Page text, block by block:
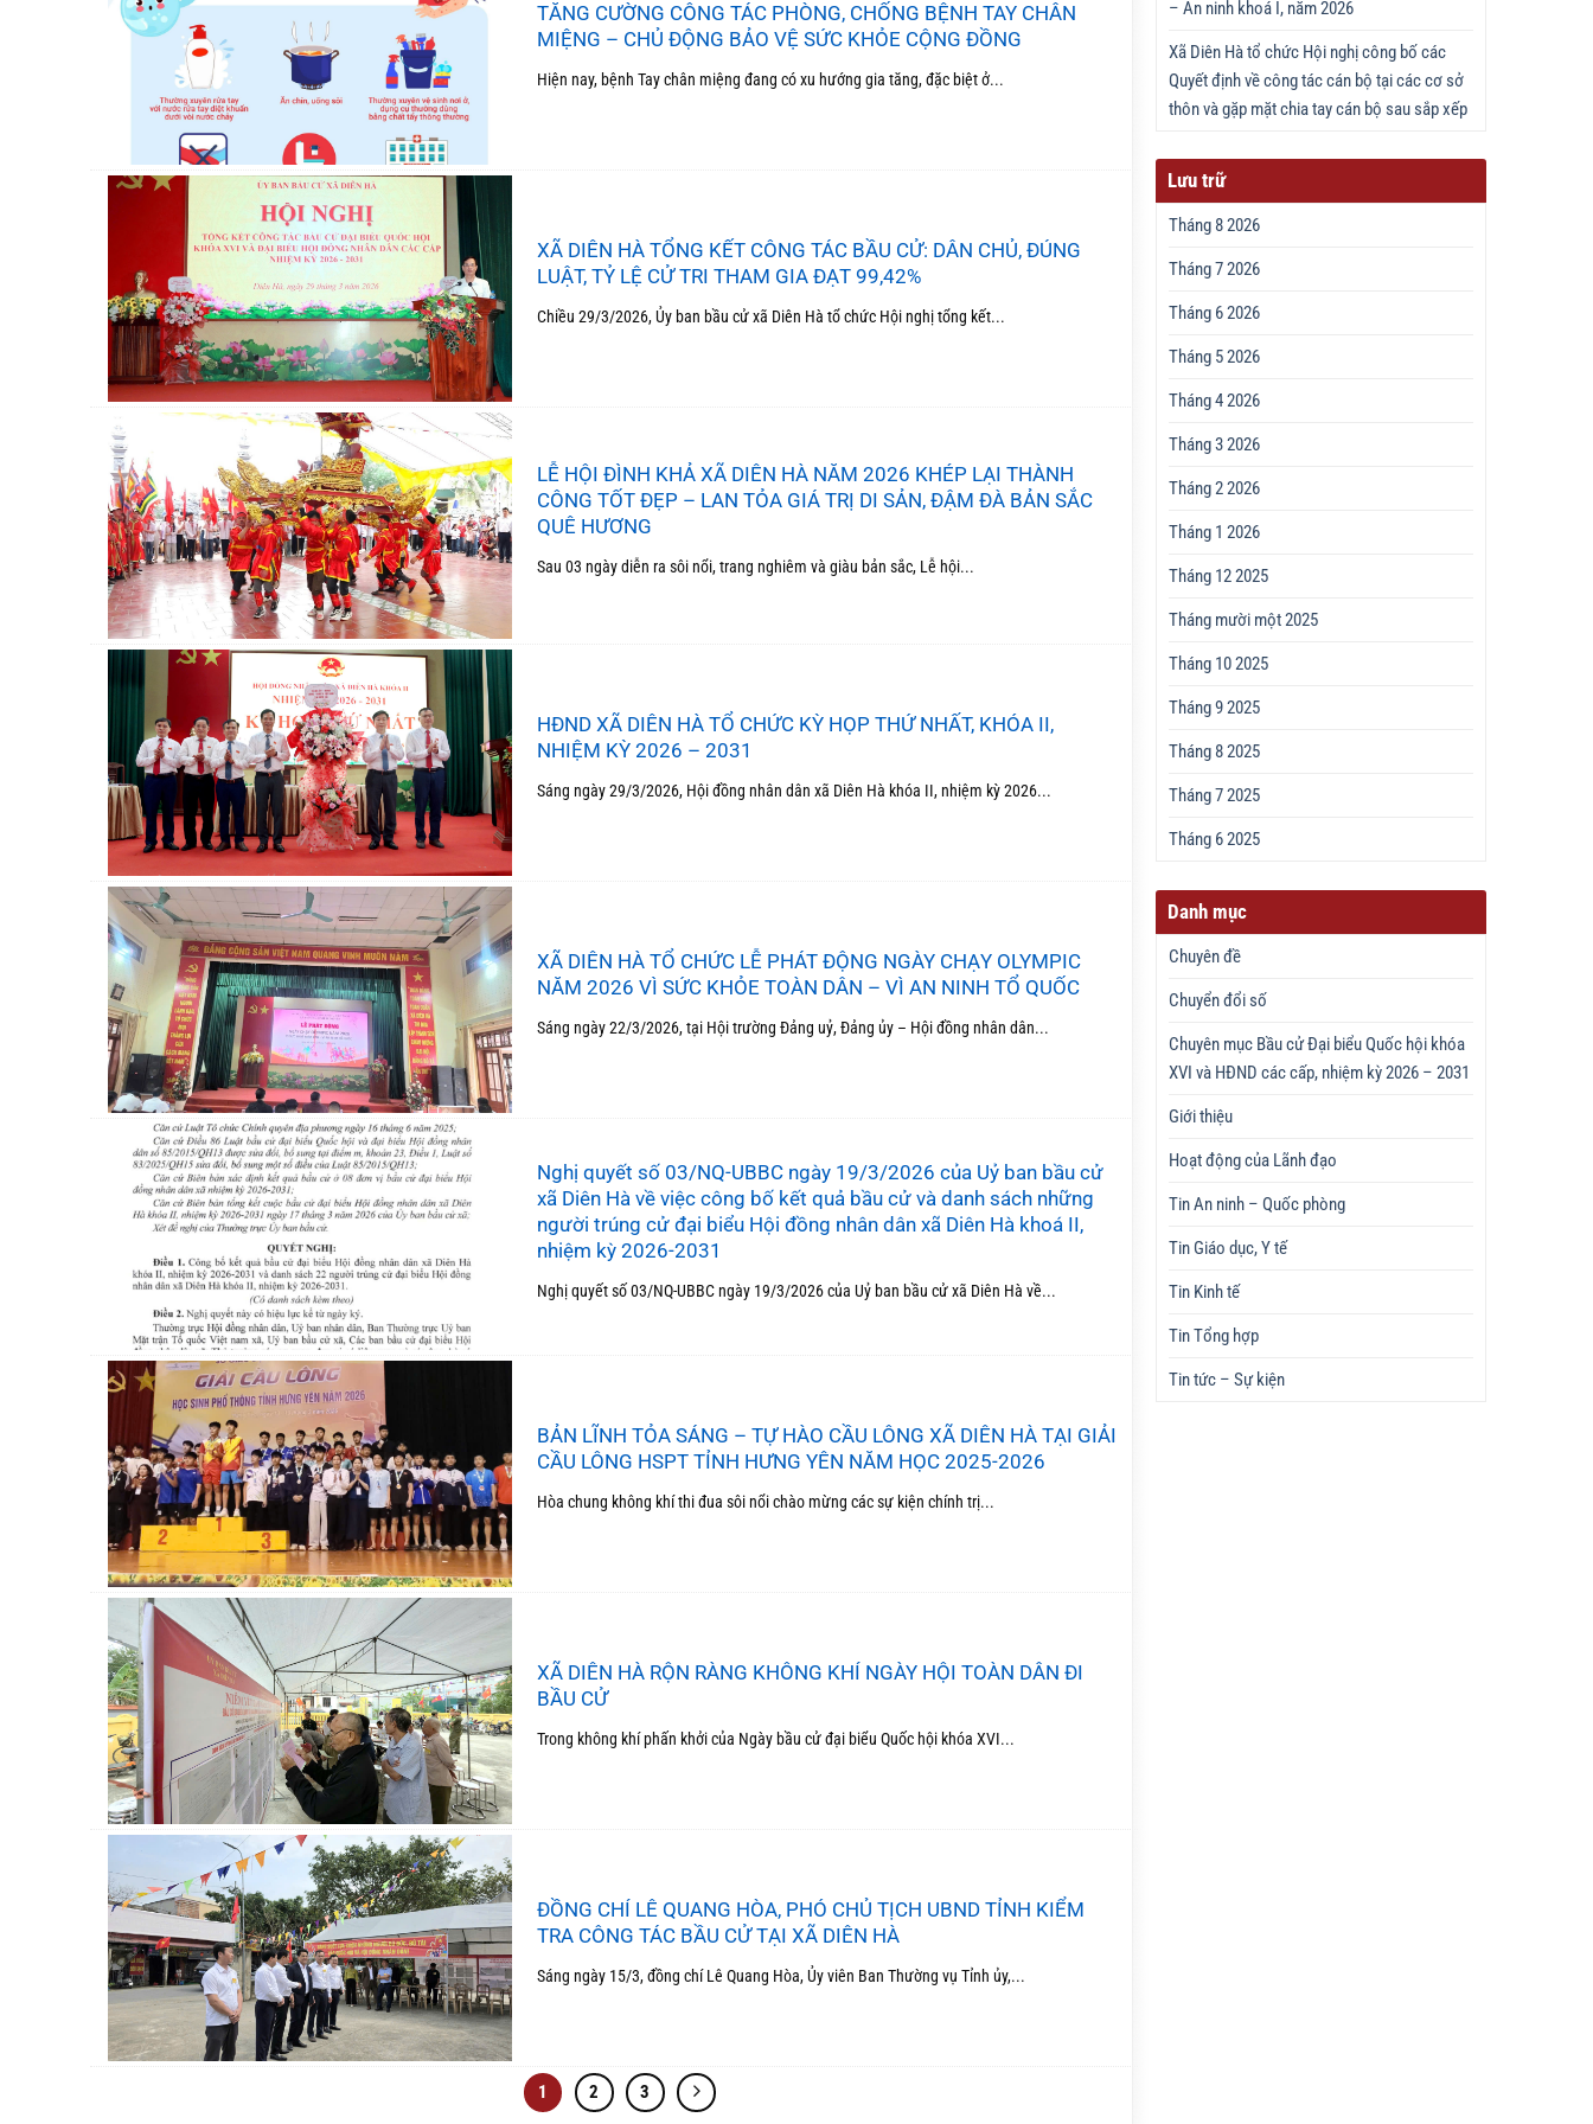
TĂNG CƯỜNG CÔNG TÁC PHÒNG, CHỐNG BỆNH TAY CHÂN
MIỆNG – CHỦ ĐỘNG BẢO VỆ SỨC KHỎE CỘNG ĐỒNG
Hiện nay, bệnh Tay chân miệng đang có xu hướng gia tăng, đặc biệt ở...
XÃ DIÊN HÀ TỔNG KẾT CÔNG TÁC BẦU CỬ: DÂN CHỦ, ĐÚNG
LUẬT, TỶ LỆ CỬ TRI THAM GIA ĐẠT 99,42%
Chiều 29/3/2026, Ủy ban bầu cử xã Diên Hà tổ chức Hội nghị tổng kết...
LỄ HỘI ĐÌNH KHẢ XÃ DIÊN HÀ NĂM 2026 KHÉP LẠI THÀNH
CÔNG TỐT ĐẸP – LAN TỎA GIÁ TRỊ DI SẢN, ĐẬM ĐÀ BẢN SẮC
QUÊ HƯƠNG
Sau 03 ngày diễn ra sôi nổi, trang nghiêm và giàu bản sắc, Lễ hội...
HĐND XÃ DIÊN HÀ TỔ CHỨC KỲ HỌP THỨ NHẤT, KHÓA II,
NHIỆM KỲ 2026 – 2031
Sáng ngày 29/3/2026, Hội đồng nhân dân xã Diên Hà khóa II, nhiệm kỳ 2026...
XÃ DIÊN HÀ TỔ CHỨC LỄ PHÁT ĐỘNG NGÀY CHẠY OLYMPIC
NĂM 2026 VÌ SỨC KHỎE TOÀN DÂN – VÌ AN NINH TỔ QUỐC
Sáng ngày 22/3/2026, tại Hội trường Đảng uỷ, Đảng ủy – Hội đồng nhân dân...
Nghị quyết số 03/NQ-UBBC ngày 19/3/2026 của Uỷ ban bầu cử
xã Diên Hà về việc công bố kết quả bầu cử và danh sách những
người trúng cử đại biểu Hội đồng nhân dân xã Diên Hà khoá II,
nhiệm kỳ 2026-2031
Nghị quyết số 03/NQ-UBBC ngày 19/3/2026 của Uỷ ban bầu cử xã Diên Hà về...
BẢN LĨNH TỎA SÁNG – TỰ HÀO CẦU LÔNG XÃ DIÊN HÀ TẠI GIẢI
CẦU LÔNG HSPT TỈNH HƯNG YÊN NĂM HỌC 2025-2026
Hòa chung không khí thi đua sôi nổi chào mừng các sự kiện chính trị...
XÃ DIÊN HÀ RỘN RÀNG KHÔNG KHÍ NGÀY HỘI TOÀN DÂN ĐI
BẦU CỬ
Trong không khí phấn khởi của Ngày bầu cử đại biểu Quốc hội khóa XVI...
ĐỒNG CHÍ LÊ QUANG HÒA, PHÓ CHỦ TỊCH UBND TỈNH KIỂM
TRA CÔNG TÁC BẦU CỬ TẠI XÃ DIÊN HÀ
Sáng ngày 15/3, đồng chí Lê Quang Hòa, Ủy viên Ban Thường vụ Tỉnh ủy,...
1 2 3
– An ninh khoá I, năm 2026
Xã Diên Hà tổ chức Hội nghị công bố các
Quyết định về công tác cán bộ tại các cơ sở
thôn và gặp mặt chia tay cán bộ sau sắp xếp
Lưu trữ
Tháng 8 2026
Tháng 7 2026
Tháng 6 2026
Tháng 5 2026
Tháng 4 2026
Tháng 3 2026
Tháng 2 2026
Tháng 1 2026
Tháng 12 2025
Tháng mười một 2025
Tháng 10 2025
Tháng 9 2025
Tháng 8 2025
Tháng 7 2025
Tháng 6 2025
Danh mục
Chuyên đề
Chuyển đổi số
Chuyên mục Bầu cử Đại biểu Quốc hội khóa
XVI và HĐND các cấp, nhiệm kỳ 2026 – 2031
Giới thiệu
Hoạt động của Lãnh đạo
Tin An ninh – Quốc phòng
Tin Giáo dục, Y tế
Tin Kinh tế
Tin Tổng hợp
Tin tức – Sự kiện